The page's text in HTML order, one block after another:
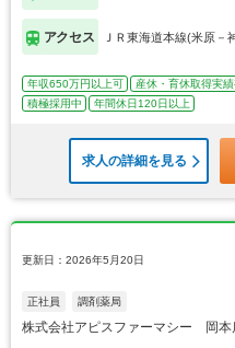
アクセス ＪＲ東海道本線(米原－
年収650万円以上可 産休・育休取得実績
積極採用中
年間休日120日以上
求人の詳細を見る
更新日：2026年5月20日
正社員 調剤薬局
株式会社アピスファーマシー 岡本